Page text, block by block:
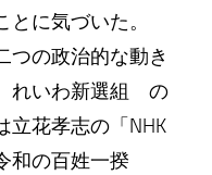
に気づいた。
つの政治的な動き
れいわ新選組 の
立花孝志の「NHK
和の百姓一揆